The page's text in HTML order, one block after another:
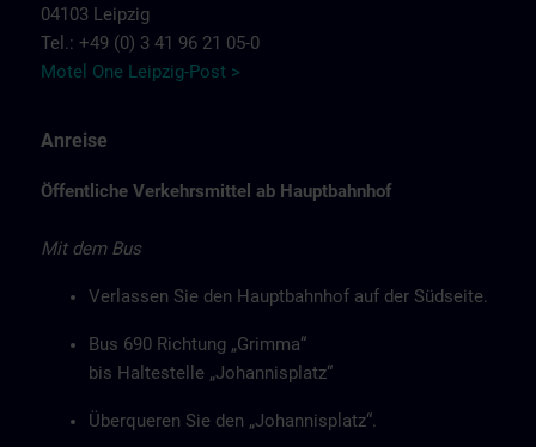
04103 Leipzig
Tel.: +49 (0) 3 41 96 21 05-0
Motel One Leipzig-Post >
Anreise
Öffentliche Verkehrsmittel ab Hauptbahnhof
Mit dem Bus
Verlassen Sie den Hauptbahnhof auf der Südseite.
Bus 690 Richtung „Grimma“
bis Haltestelle „Johannisplatz“
Überqueren Sie den „Johannisplatz“.